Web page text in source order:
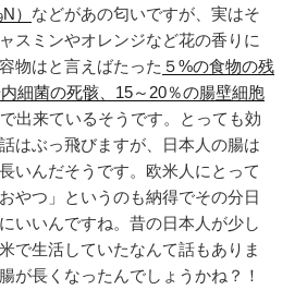
N） などがあの匂いですが、実はそ
スミンやオレンジなど花の香りに
物はと言えばたった ５%の食物の残
細菌の死骸、15～20％の腸壁細胞
で出来ているそうです。とっても効
はぶっ飛びますが、日本人の腸は
いんだそうです。欧米人にとって
やつ」というのも納得でその分日
いいんですね。昔の日本人が少し
で生活していたなんて話もありま
が長くなったんでしょうかね？！